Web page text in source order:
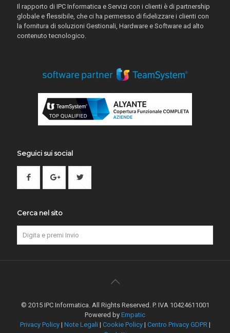
Il rapporto di IPC Informatica e Servizi con i clienti è di partnership
globale e flessibile, che ci ha permesso di fidelizzare i clienti con
la fornitura di soluzioni Gestionali, Hardware e Software ad alto
contenuto tecnologico.
Seguici sui social
Cerca nel sito
© 2015 IPC Informatica. All Rights Reserved. P. IVA 10424611001
Powered by Empatic
Privacy Policy| Note Legali| Cookie Policy| Centro Privacy GDPR|